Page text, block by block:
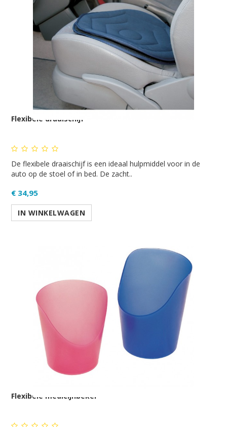
Flexibele draaischijf
De flexibele draaischijf is een ideaal hulpmiddel voor in de
auto op de stoel of in bed. De zacht..
€ 34,95
IN WINKELWAGEN
Flexibele medicijnbeker